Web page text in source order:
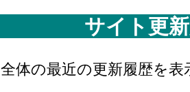
サイト更
全体の最近の更新履歴を表